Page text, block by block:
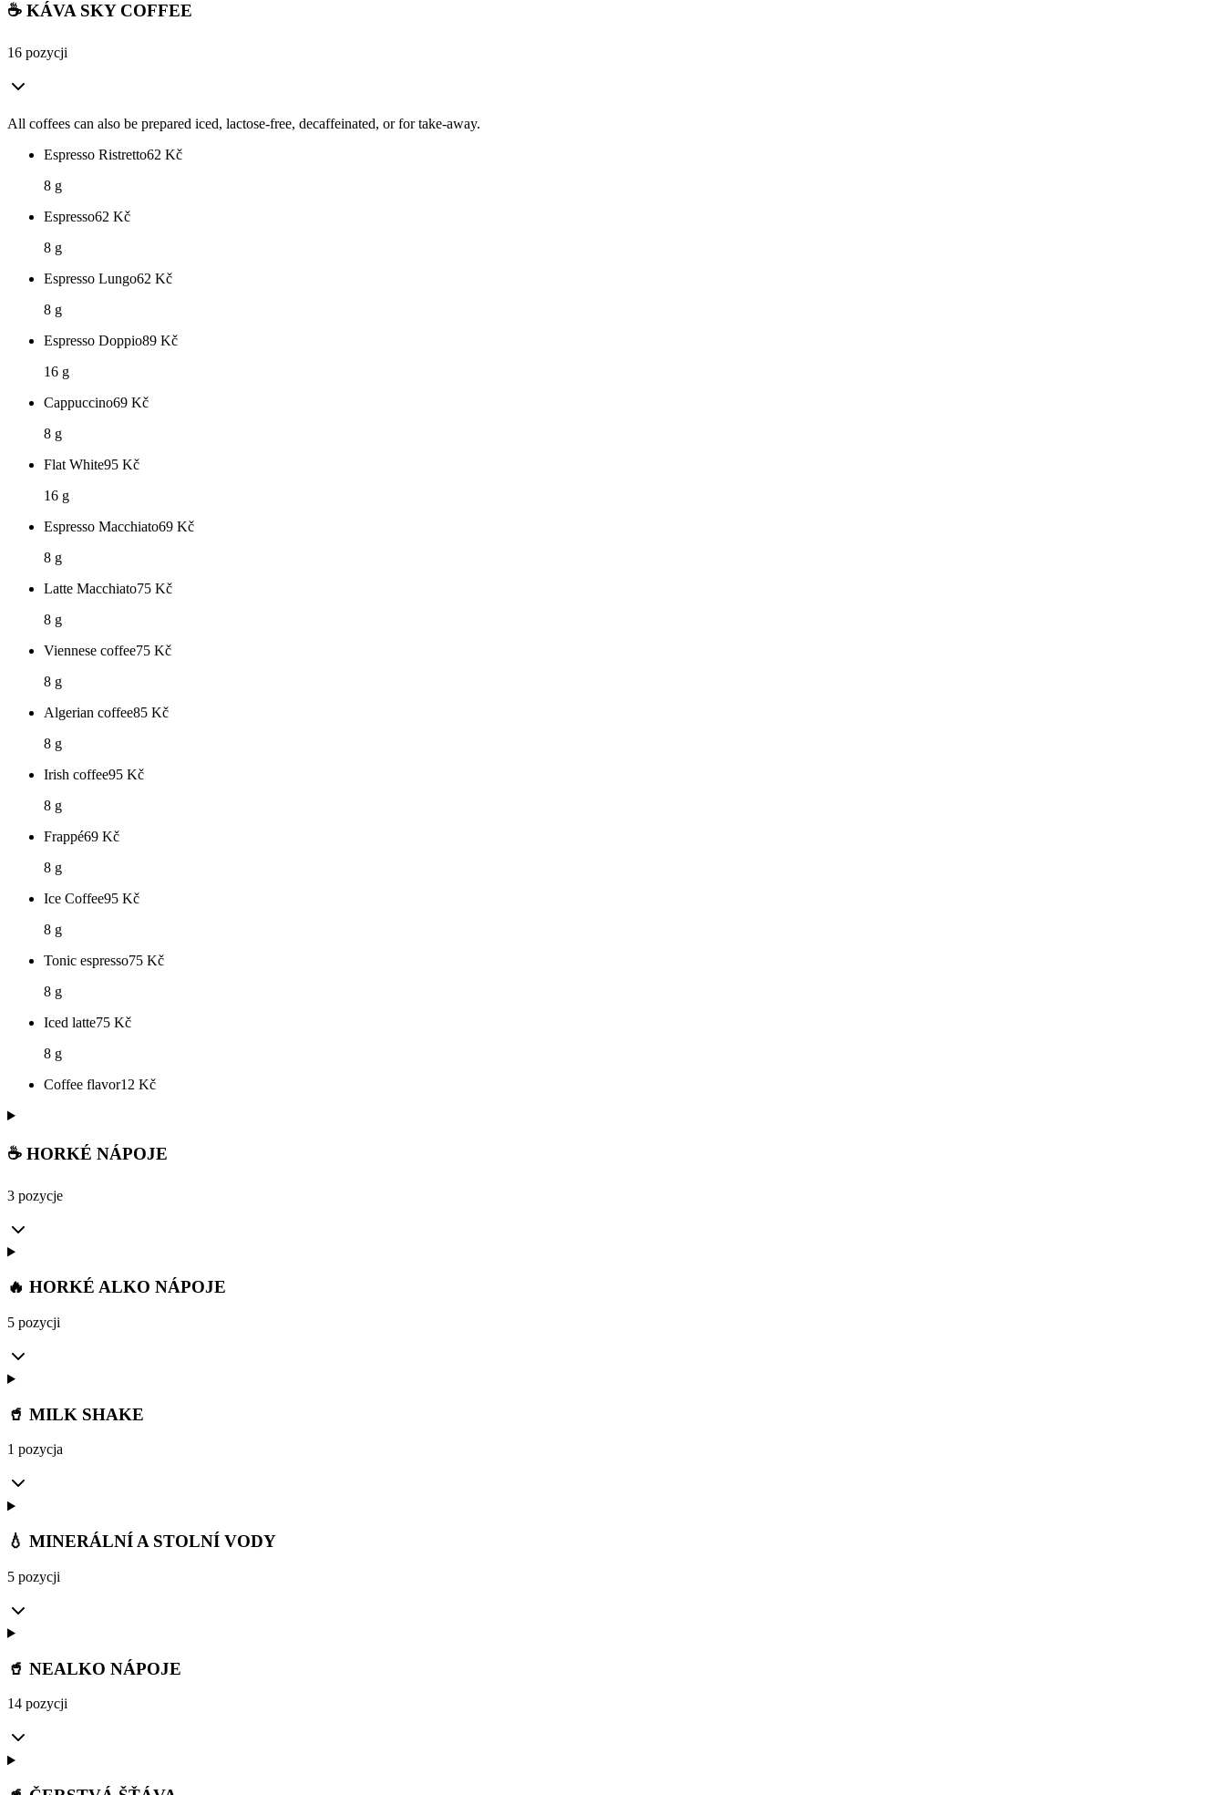
☕ KÁVA SKY COFFEE
16 pozycji
All coffees can also be prepared iced, lactose-free, decaffeinated, or for take-away.
Espresso Ristretto62 Kč
8 g
Espresso62 Kč
8 g
Espresso Lungo62 Kč
8 g
Espresso Doppio89 Kč
16 g
Cappuccino69 Kč
8 g
Flat White95 Kč
16 g
Espresso Macchiato69 Kč
8 g
Latte Macchiato75 Kč
8 g
Viennese coffee75 Kč
8 g
Algerian coffee85 Kč
8 g
Irish coffee95 Kč
8 g
Frappé69 Kč
8 g
Ice Coffee95 Kč
8 g
Tonic espresso75 Kč
8 g
Iced latte75 Kč
8 g
Coffee flavor12 Kč
☕ HORKÉ NÁPOJE
3 pozycje
🔥 HORKÉ ALKO NÁPOJE
5 pozycji
🥤 MILK SHAKE
1 pozycja
💧 MINERÁLNÍ A STOLNÍ VODY
5 pozycji
🥤 NEALKO NÁPOJE
14 pozycji